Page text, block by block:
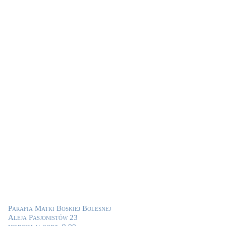
Parafia Matki Boskiej Bolesnej
Aleja Pasjonistów 23